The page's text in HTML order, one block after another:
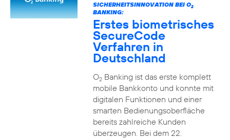
SICHERHEITSINNOVATION BEI O2
BANKING:
Erstes biometrisches
SecureCode
Verfahren in
Deutschland
O2Banking ist das erste komplett
mobile Bankkonto und konnte mit
digitalen Funktionen und einer
smarten Bedienungsoberfläche
bereits zahlreiche Kunden
überzeugen. Bei dem 22.